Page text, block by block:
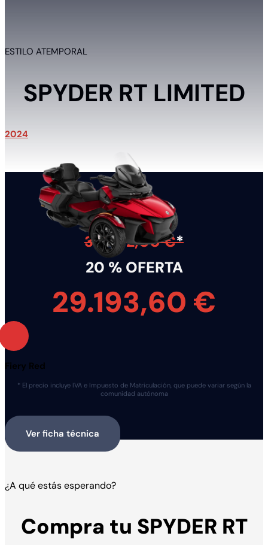
ESTILO ATEMPORAL
SPYDER RT LIMITED
2024
36.492,00 €*
20 % OFERTA
29.193,60 €
Fiery Red
* El precio incluye IVA e Impuesto de Matriculación, que puede variar según la
comunidad autónoma
Ver ficha técnica
¿A qué estás esperando?
Compra tu SPYDER RT